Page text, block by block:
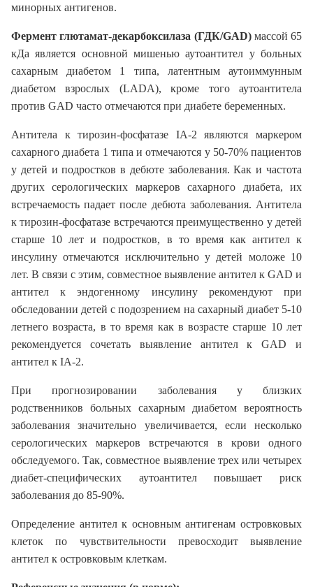
минорных антигенов.
Фермент глютамат-декарбоксилаза (ГДК/GAD)массой 65
кДа является основной мишенью аутоантител у больных
сахарным диабетом 1 типа, латентным аутоиммунным
диабетом взрослых (LADA), кроме того аутоантитела
против GAD часто отмечаются при диабете беременных.
Антитела к тирозин-фосфатазе IA-2 являются маркером
сахарного диабета 1 типа и отмечаются у 50-70% пациентов
у детей и подростков в дебюте заболевания. Как и частота
других серологических маркеров сахарного диабета, их
встречаемость падает после дебюта заболевания. Антитела
к тирозин-фосфатазе встречаются преимущественно у детей
старше 10 лет и подростков, в то время как антител к
инсулину отмечаются исключительно у детей моложе 10
лет. В связи с этим, совместное выявление антител к GAD и
антител к эндогенному инсулину рекомендуют при
обследовании детей с подозрением на сахарный диабет 5-10
летнего возраста, в то время как в возрасте старше 10 лет
рекомендуется сочетать выявление антител к GAD и
антител к IA-2.
При прогнозировании заболевания у близких
родственников больных сахарным диабетом вероятность
заболевания значительно увеличивается, если несколько
серологических маркеров встречаются в крови одного
обследуемого. Так, совместное выявление трех или четырех
диабет-специфических аутоантител повышает риск
заболевания до 85-90%.
Определение антител к основным антигенам островковых
клеток по чувствительности превосходит выявление
антител к островковым клеткам.